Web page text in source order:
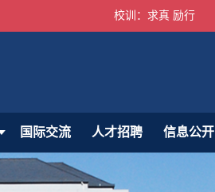
校训：求真 励行
国际交流 人才招聘 信息公开